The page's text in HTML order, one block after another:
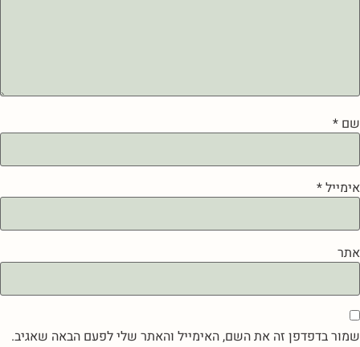
שם *
אימייל*
אתר
שמור בדפדפן זה את השם, האימייל והאתר שלי לפעם הבאה שאגיב.